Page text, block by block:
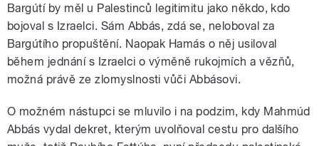
Bargútí by měl u Palestinců legitimitu jako někdo, kdo
bojoval s Izraelci. Sám Abbás, zdá se, neloboval za
Bargútího propuštění. Naopak Hamás o něj usiloval
během jednání s Izraelci o výměně rukojmích a vězňů,
možná právě ze zlomyslnosti vůči Abbásovi.
O možném nástupci se mluvilo i na podzim, kdy Mahmúd
Abbás vydal dekret, kterým uvolňoval cestu pro dalšího